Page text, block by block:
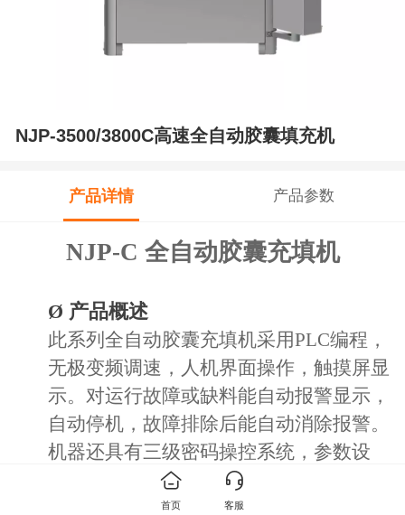
NJP-3500/3800C高速全自动胶囊填充机
产品详情 产品参数
NJP-C 全自动胶囊充填机
Ø 产品概述
此系列全自动胶囊充填机采用PLC编程，
无极变频调速，人机界面操作，触摸屏显
示。对运行故障或缺料能自动报警显示，
自动停机，故障排除后能自动消除报警。
机器还具有三级密码操控系统，参数设
置，打印数据，清零等功能，防止非专业
人员随意胡乱操作影响机器运行。 机器
首页 客服